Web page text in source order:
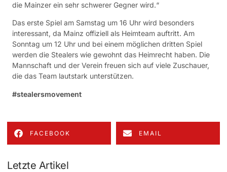
die Mainzer ein sehr schwerer Gegner wird.“
Das erste Spiel am Samstag um 16 Uhr wird besonders
interessant, da Mainz offiziell als Heimteam auftritt. Am
Sonntag um 12 Uhr und bei einem möglichen dritten Spiel
werden die Stealers wie gewohnt das Heimrecht haben. Die
Mannschaft und der Verein freuen sich auf viele Zuschauer,
die das Team lautstark unterstützen.
#stealersmovement
FACEBOOK EMAIL
Letzte Artikel